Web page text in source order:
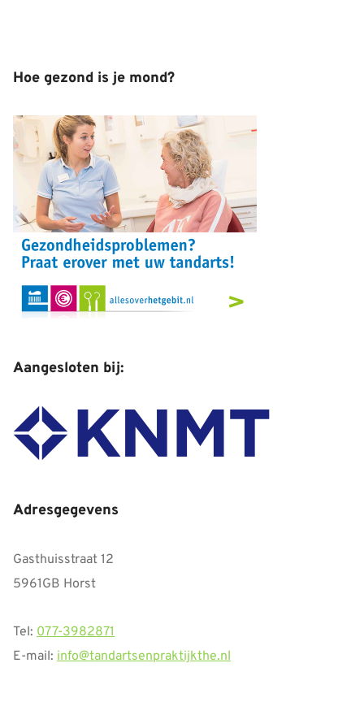
Hoe gezond is je mond?
Aangesloten bij:
Adresgegevens
Gasthuisstraat 12
5961GB Horst
Tel: 077-3982871
E-mail: info@tandartsenpraktijkthe.nl